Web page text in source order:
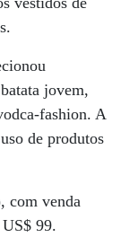
jovem,
fashion. A
de produtos
com venda
99.